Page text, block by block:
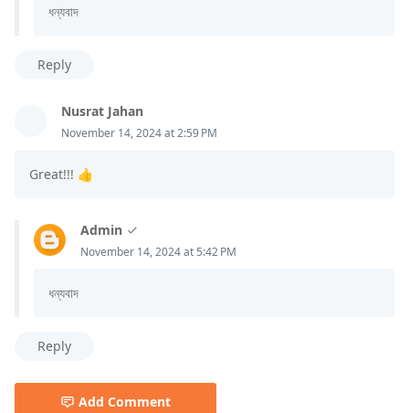
ধন্যবাদ
Reply
Nusrat Jahan
November 14, 2024 at 2:59 PM
Great!!! 👍
Admin
November 14, 2024 at 5:42 PM
ধন্যবাদ
Reply
Add Comment